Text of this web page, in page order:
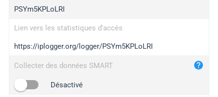
ed.tc
iplogger.com
maper.info
2no.co
PSYm5KPLoLRI
Lien vers les statistiques d'accès
https://iplogger.org/logger/PSYm5KPLoLRI
Collecter des données SMART
Désactivé